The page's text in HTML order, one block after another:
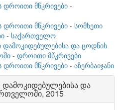
დროითი მწკრივები -
დროითი მწკრივები - სომხეთი
- საქართველო
დამოკიდებულებისა და ცოდნის
- დროითი მწკრივები
დროითი მწკრივები - აზერბაიჯანი
და
2015